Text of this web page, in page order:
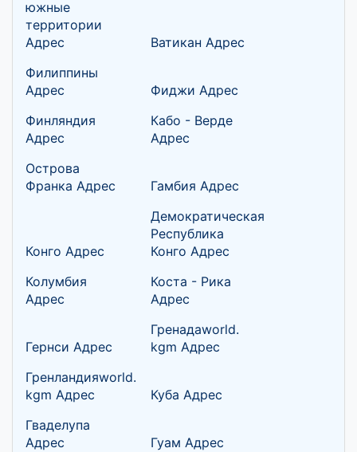
южные
территории
Адрес
Ватикан Адрес
Филиппины
Адрес
Фиджи Адрес
Финляндия
Адрес
Кабо - Верде
Адрес
Острова
Франка Адрес
Гамбия Адрес
Конго Адрес
Демократическая
Республика
Конго Адрес
Колумбия
Адрес
Коста - Рика
Адрес
Гернси Адрес
Гренадаworld.
kgm Адрес
Гренландияworld.
kgm Адрес
Куба Адрес
Гваделупа
Адрес
Гуам Адрес